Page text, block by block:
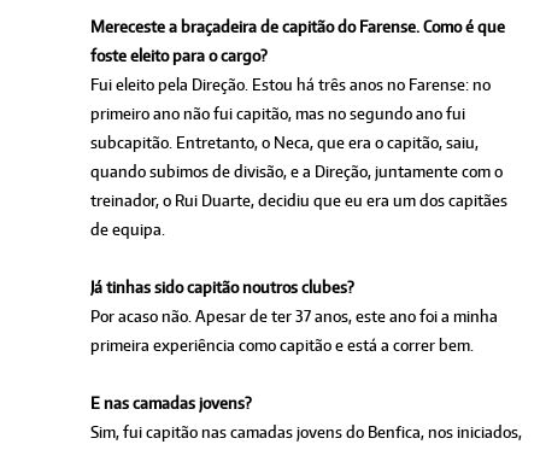
Mereceste a braçadeira de capitão do Farense. Como é que
foste eleito para o cargo?
Fui eleito pela Direção. Estou há três anos no Farense: no
primeiro ano não fui capitão, mas no segundo ano fui
subcapitão. Entretanto, o Neca, que era o capitão, saiu,
quando subimos de divisão, e a Direção, juntamente com o
treinador, o Rui Duarte, decidiu que eu era um dos capitães
de equipa.
Já tinhas sido capitão noutros clubes?
Por acaso não. Apesar de ter 37 anos, este ano foi a minha
primeira experiência como capitão e está a correr bem.
E nas camadas jovens?
Sim, fui capitão nas camadas jovens do Benfica, nos iniciados,